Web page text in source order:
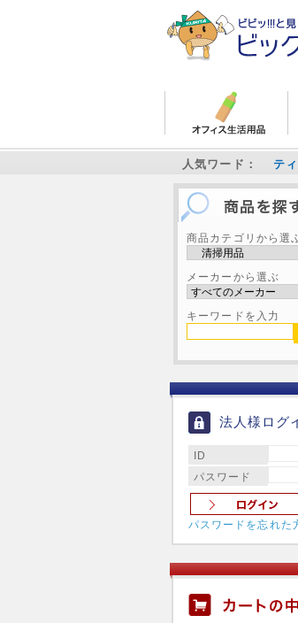
人気ワード： テ
商品カテゴリから選
メーカーから選ぶ
キーワードを入力
法人様ログ
ID
パスワード
パスワードを忘れた